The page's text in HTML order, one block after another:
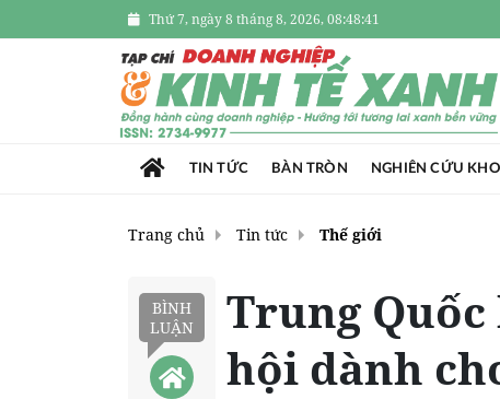
Thứ 7, ngày 8 tháng 8, 2026, 08:48:42
TIN TỨC BÀN TRÒN NGHIÊN CỨU
Trang chủ Tin tức Thế giới
BÌNH
LUẬN
Trung
hội dành